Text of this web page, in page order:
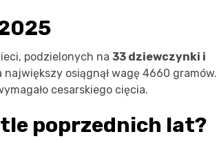
podzielonych na 33 dziewczynki i
osiągnął wagę 4660 gramów.
cesarskiego cięcia.
poprzednich lat?